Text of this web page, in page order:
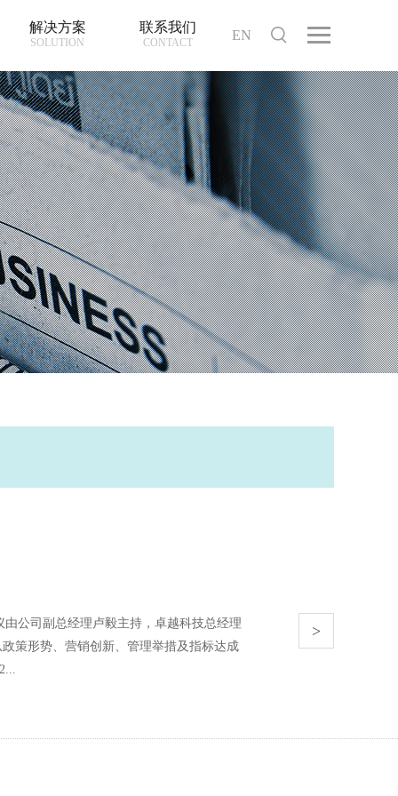
解决方案
SOLUTION
联系我们
CONTACT EN
公司副总经理卢毅主持，卓越科技总经理
策形势、营销创新、管理举措及指标达成
>